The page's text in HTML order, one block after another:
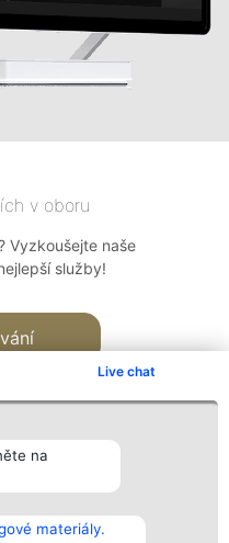
Live chat
na
materiály.
v oboru
Vyzkoušejte naše
služby!
Kontakt